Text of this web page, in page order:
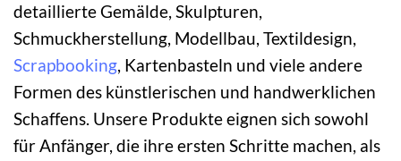
detaillierte Gemälde, Skulpturen,
Schmuckherstellung, Modellbau, Textildesign,
Scrapbooking, Kartenbasteln und viele andere
Formen des künstlerischen und handwerklichen
Schaffens. Unsere Produkte eignen sich sowohl
für Anfänger, die ihre ersten Schritte machen, als